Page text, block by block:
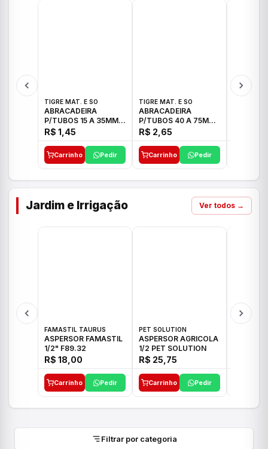
TIGRE MAT. E SO
ABRACADEIRA
P/TUBOS 15 A 35MM
TIGRE
R$ 1,45
Carrinho Pedir
TIGRE MAT. E SO
ABRACADEIRA
P/TUBOS 40 A 75MM
TIGRE
R$ 2,65
Carrinho Pedir
Jardim e Irrigação Ver todos →
FAMASTIL TAURUS
ASPERSOR FAMASTIL
1/2" F89.32
R$ 18,00
Carrinho Pedir
PET SOLUTION
ASPERSOR AGRICOLA
1/2 PET SOLUTION
R$ 25,75
Carrinho Pedir
Filtrar por categoria